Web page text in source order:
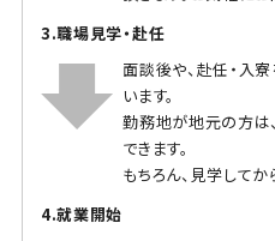
3.職場見学・赴任
面談後や、赴任・入
います。
勤務地が地元の方は
できます。
もちろん、見学して
4.就業開始